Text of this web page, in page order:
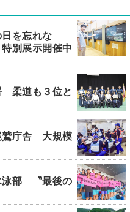
を忘れな
別展示開催中
柔道も３位と
鷲庁舎 大規模
泳部 〝最後の